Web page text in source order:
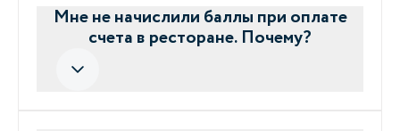
Мне не начислили баллы при оплате
счета в ресторане. Почему?